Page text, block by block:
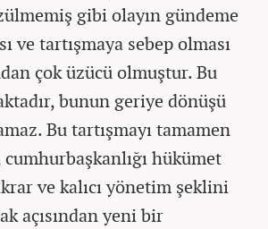
gibi olayın gündeme
ve tartışmaya sebep olması
çok üzücü olmuştur. Bu
bunun geriye dönüşü
Bu tartışmayı tamamen
hükümet
ve kalıcı yönetim şeklini
açısından yeni bir